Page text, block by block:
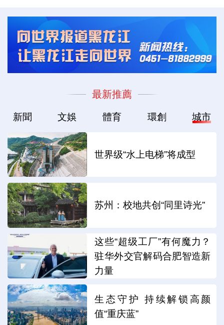
最新推薦
新聞 文娛 體育 環創 城市
世界级“水上电梯”将成型
苏州：校地共创“同里诗光”
这些“超级工厂”有何魔力？
驻华外交官解码合肥智造新
力量
生态守护 持续解锁高颜
值“重庆蓝”